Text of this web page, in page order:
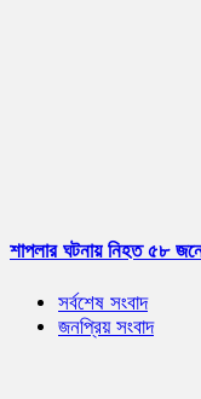
শাপলার ঘটনায় নিহত ৫৮
সর্বশেষ সংবাদ
জনপ্রিয় সংবাদ